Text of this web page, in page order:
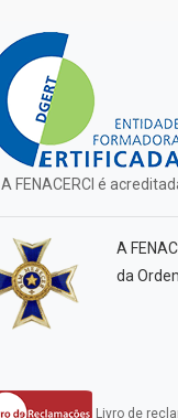
A FENACERCI é
A
da
Livro de